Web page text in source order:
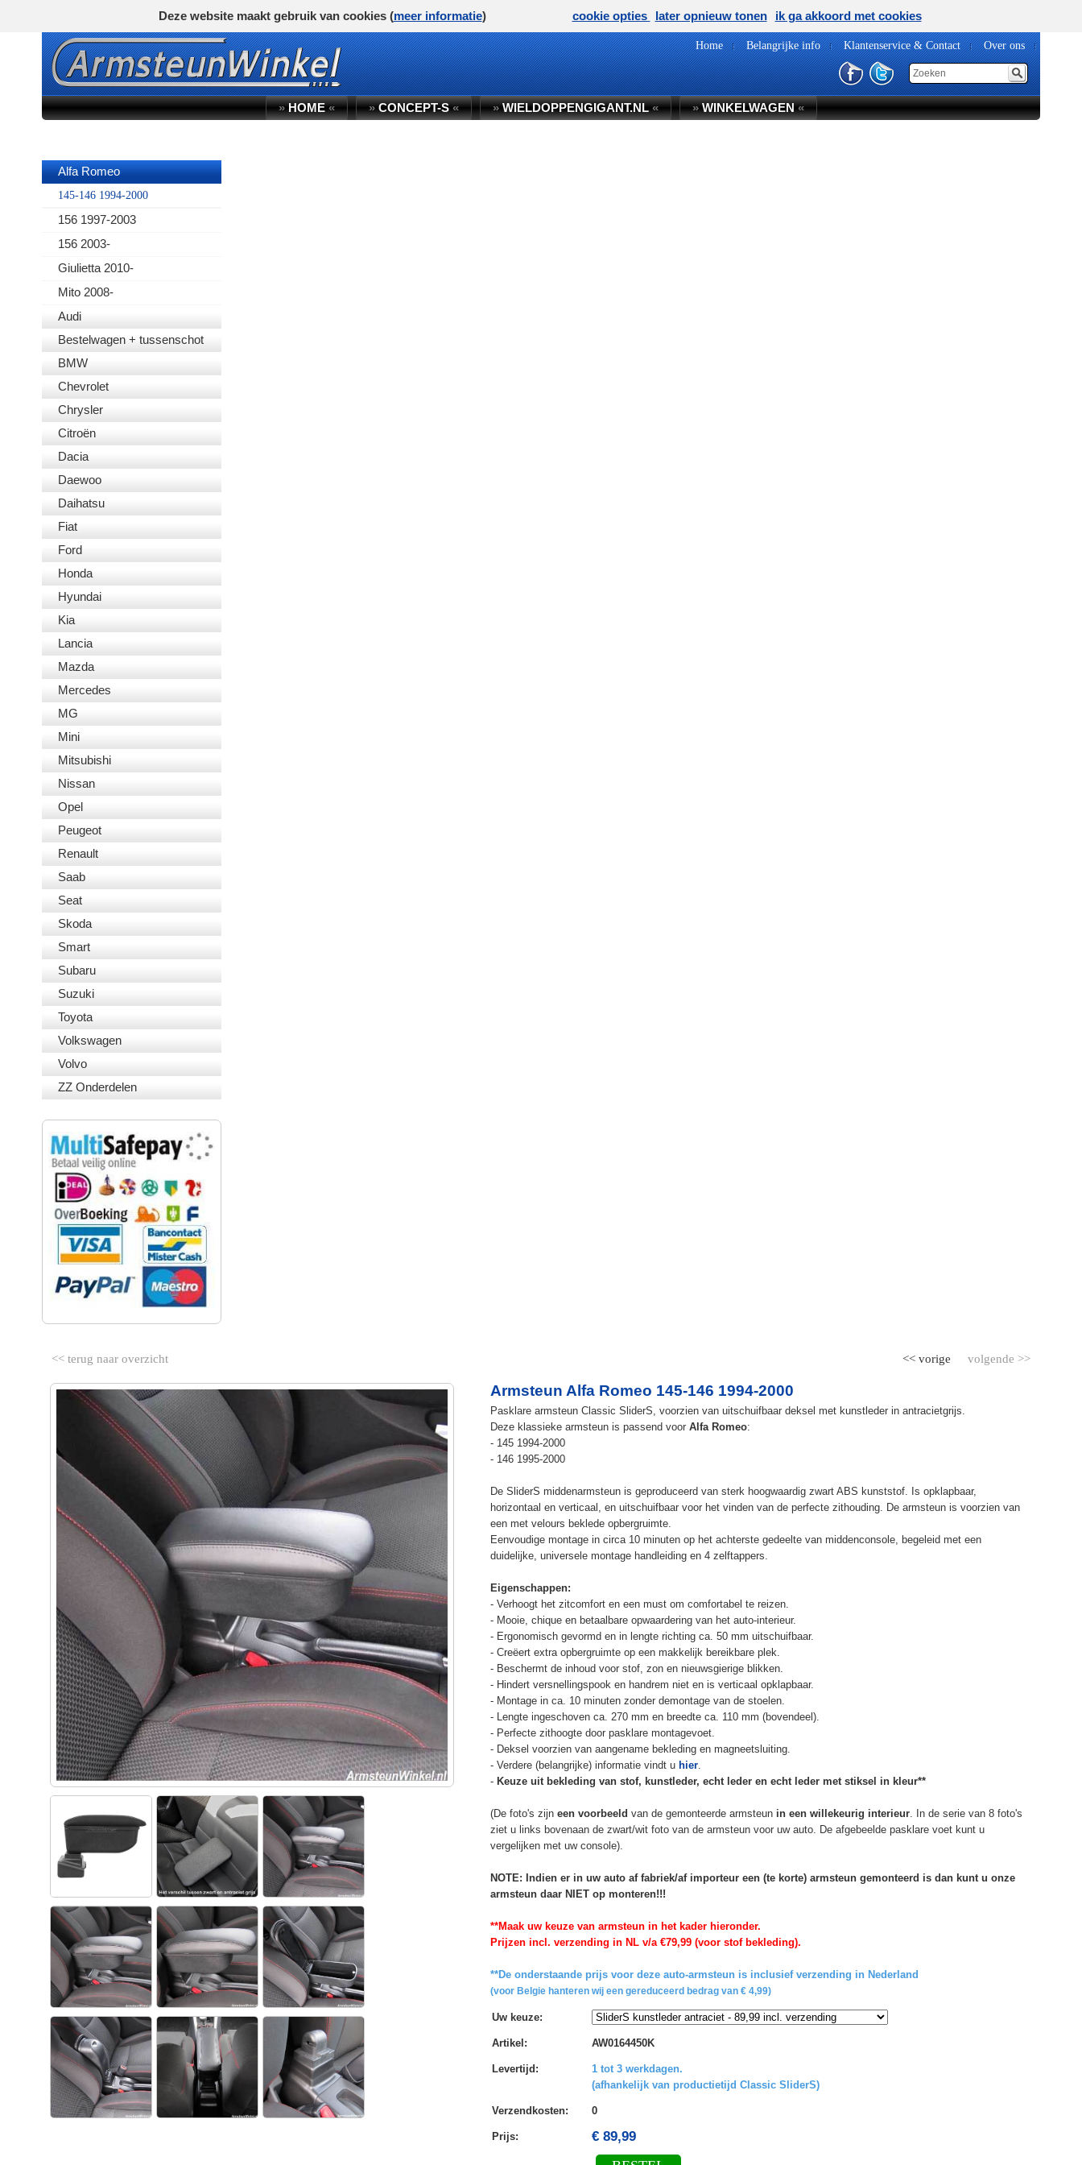
Home Belangrijke info Klantenservice & Contact Over ons
»HOME« »CONCEPT-S« »WIELDOPPENGIGANT.NL« »WINKELWAGEN«
Alfa Romeo
145-146 1994-2000
156 1997-2003
156 2003-
Giulietta 2010-
Mito 2008-
Audi
Bestelwagen + tussenschot
BMW
Chevrolet
Chrysler
Citroën
Dacia
Daewoo
Daihatsu
Fiat
Ford
Honda
Hyundai
Kia
Lancia
Mazda
Mercedes
MG
Mini
Mitsubishi
Nissan
Opel
Peugeot
Renault
Saab
Seat
Skoda
Smart
Subaru
Suzuki
Toyota
Volkswagen
Volvo
ZZ Onderdelen
<< terug naar overzicht volgende >>
<< vorige
Armsteun Alfa Romeo 145-146 1994-2000
Pasklare armsteun Classic SliderS, voorzien van uitschuifbaar deksel met kunstleder in antracietgrijs.
Deze klassieke armsteun is passend voor Alfa Romeo:
- 145 1994-2000
- 146 1995-2000
De SliderS middenarmsteun is geproduceerd van sterk hoogwaardig zwart ABS kunststof. Is opklapbaar,
horizontaal en verticaal, en uitschuifbaar voor het vinden van de perfecte zithouding. De armsteun is voorzien van
een met velours beklede opbergruimte.
Eenvoudige montage in circa 10 minuten op het achterste gedeelte van middenconsole, begeleid met een
duidelijke, universele montage handleiding en 4 zelftappers.
Eigenschappen:
- Verhoogt het zitcomfort en een must om comfortabel te reizen.
- Mooie, chique en betaalbare opwaardering van het auto-interieur.
- Ergonomisch gevormd en in lengte richting ca. 50 mm uitschuifbaar.
- Creëert extra opbergruimte op een makkelijk bereikbare plek.
- Beschermt de inhoud voor stof, zon en nieuwsgierige blikken.
- Hindert versnellingspook en handrem niet en is verticaal opklapbaar.
- Montage in ca. 10 minuten zonder demontage van de stoelen.
- Lengte ingeschoven ca. 270 mm en breedte ca. 110 mm (bovendeel).
- Perfecte zithoogte door pasklare montagevoet.
- Deksel voorzien van aangename bekleding en magneetsluiting.
- Verdere (belangrijke) informatie vindt u hier.
- Keuze uit bekleding van stof, kunstleder, echt leder en echt leder met stiksel in kleur**
(De foto's zijn een voorbeeld van de gemonteerde armsteun in een willekeurig interieur. In de serie van 8 foto's
ziet u links bovenaan de zwart/wit foto van de armsteun voor uw auto. De afgebeelde pasklare voet kunt u
vergelijken met uw console).
NOTE: Indien er in uw auto af fabriek/af importeur een (te korte) armsteun gemonteerd is dan kunt u onze
armsteun daar NIET op monteren!!!
**Maak uw keuze van armsteun in het kader hieronder.
Prijzen incl. verzending in NL v/a €79,99 (voor stof bekleding).
**De onderstaande prijs voor deze auto-armsteun is inclusief verzending in Nederland
(voor Belgie hanteren wij een gereduceerd bedrag van € 4,99)
Uw keuze:
Artikel : AW0164450K
Levertijd :
1 tot 3 werkdagen.
(afhankelijk van productietijd Classic SliderS)
Verzendkosten: 0
Prijs: € 89,99
Deze website maakt gebruik van cookies (meer informatie) cookie opties later opnieuw tonen ik ga akkoord met cookies